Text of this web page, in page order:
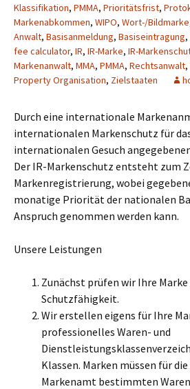
Klassifikation, PMMA, Prioritätsfrist,
Markenabkommen, WIPO, Wort-/Bildmarke
Anwalt, Basisanmeldung, Basiseintragung,
fee calculator, IR, IR-Marke, IR-
Markenanwalt, MMA, PMMA, Rechtsanwalt,
Property Organisation, Zielstaaten
Durch eine internationale
internationalen Markenschutz für
internationalen Gesuch
Der IR-Markenschutz entsteht zum
Markenregistrierung, wobei
monatige Priorität der nationalen
Anspruch genommen werden kann.
Unsere Leistungen
Zunächst prüfen wir Ihre
Schutzfähigkeit.
Wir erstellen eigens für Ihre
professionelles Waren- und
Klassen. Marken müssen für
Markenamt bestimmten